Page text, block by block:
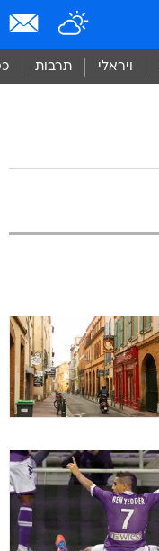
ויראלי תרבות